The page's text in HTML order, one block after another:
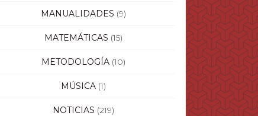
MANUALIDADES (9)
MATEMÁTICAS (15)
METODOLOGÍA(10)
MÚSICA(1)
NOTICIAS (219)